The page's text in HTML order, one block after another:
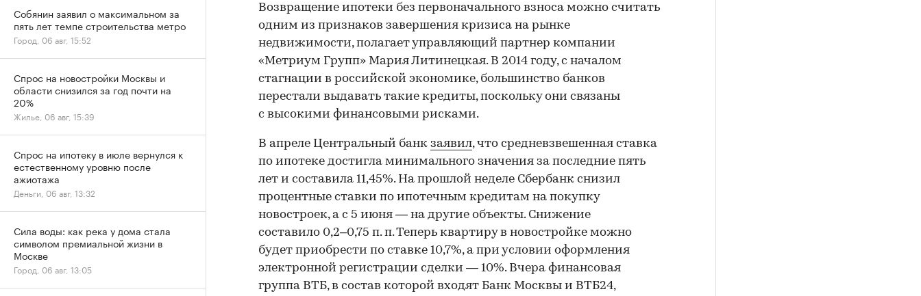
Возвращение ипотеки без первоначального взноса можно считать
одним из признаков завершения кризиса на рынке
недвижимости, полагает управляющий партнер компании
«Метриум Групп» Мария Литинецкая. В 2014 году, с началом
стагнации в российской экономике, большинство банков
перестали выдавать такие кредиты, поскольку они связаны
с высокими финансовыми рисками.
В апреле Центральный банк заявил, что средневзвешенная ставка
по ипотеке достигла минимального значения за последние пять
лет и составила 11,45%. На прошлой неделе Сбербанк снизил
процентные ставки по ипотечным кредитам на покупку
новостроек, а с 5 июня — на другие объекты. Снижение
составило 0,2–0,75 п. п. Теперь квартиру в новостройке можно
будет приобрести по ставке 10,7%, а при условии оформления
электронной регистрации сделки — 10%. Вчера финансовая
группа ВТБ, в состав которой входят Банк Москвы и ВТБ24,
Собянин заявил о максимальном за
пять лет темпе строительства метро
Город, 06 авг, 15:52
Спрос на новостройки Москвы и
области снизился за год почти на
20%
Жилье, 06 авг, 15:39
Спрос на ипотеку в июле вернулся к
естественному уровню после
ажиотажа
Деньги, 06 авг, 13:32
Сила воды: как река у дома стала
символом премиальной жизни в
Москве
Город, 06 авг, 13:05